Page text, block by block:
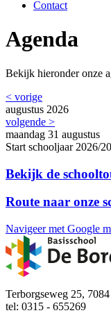
Contact
Agenda
Bekijk hieronder onze
< vorige
augustus 2026
volgende >
maandag 31 augustus
Start schooljaar 2026/
Bekijk de
Route naar onze
Navigeer met Google
Terborgseweg 25,
tel: 0315 - 655269